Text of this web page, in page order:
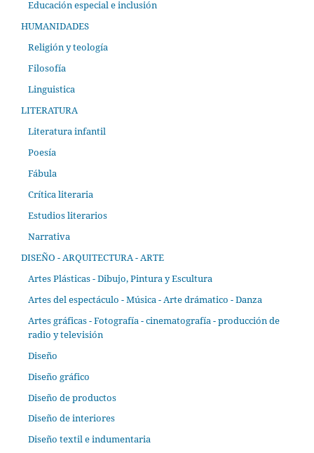
Educación especial e inclusión
HUMANIDADES
Religión y teología
Filosofía
Linguistica
LITERATURA
Literatura infantil
Poesía
Fábula
Crítica literaria
Estudios literarios
Narrativa
DISEÑO - ARQUITECTURA - ARTE
Artes Plásticas - Dibujo, Pintura y Escultura
Artes del espectáculo - Música - Arte drámatico - Danza
Artes gráficas - Fotografía - cinematografía - producción de
radio y televisión
Diseño
Diseño gráfico
Diseño de productos
Diseño de interiores
Diseño textil e indumentaria